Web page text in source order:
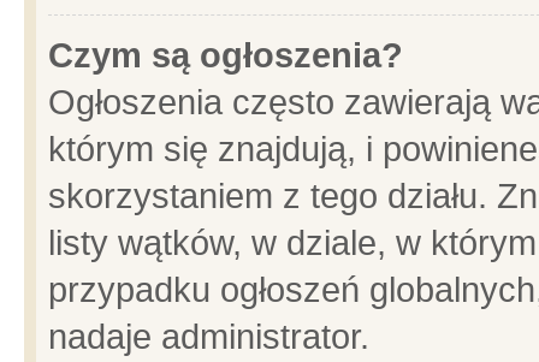
Czym są ogłoszenia?
Ogłoszenia często zawierają
którym się znajdują, i
skorzystaniem z tego działu.
listy wątków, w dziale, w
przypadku ogłoszeń
nadaje administrator.